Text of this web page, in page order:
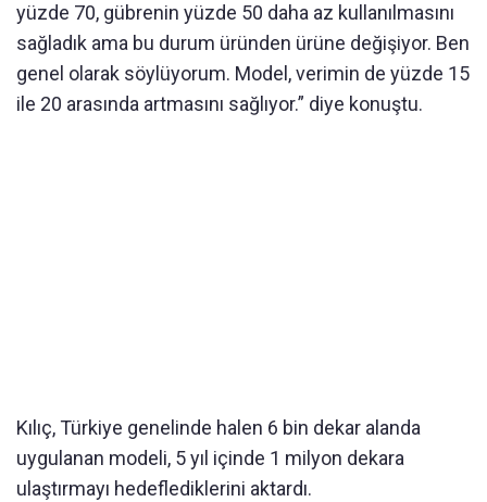
yüzde 70, gübrenin yüzde 50 daha az kullanılmasını
sağladık ama bu durum üründen ürüne değişiyor. Ben
genel olarak söylüyorum. Model, verimin de yüzde 15
ile 20 arasında artmasını sağlıyor.” diye konuştu.
Kılıç, Türkiye genelinde halen 6 bin dekar alanda
uygulanan modeli, 5 yıl içinde 1 milyon dekara
ulaştırmayı hedeflediklerini aktardı.